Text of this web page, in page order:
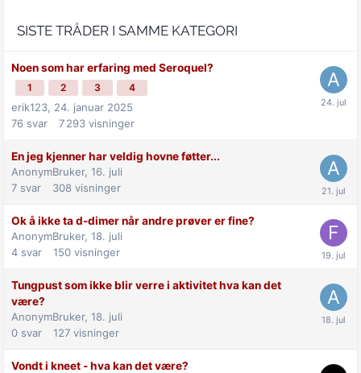
SISTE TRÅDER I SAMME KATEGORI
Noen som har erfaring med Seroquel?
1 2 3 4
erik123, 24. januar 2025
76 svar 7 293 visninger
En jeg kjenner har veldig hovne føtter...
AnonymBruker, 16. juli
7 svar 308 visninger
Ok å ikke ta d-dimer når andre prøver er fine?
AnonymBruker, 18. juli
4 svar 150 visninger
Tungpust som ikke blir verre i aktivitet hva kan det
være?
AnonymBruker, 18. juli
0 svar 127 visninger
Vondt i kneet - hva kan det være?